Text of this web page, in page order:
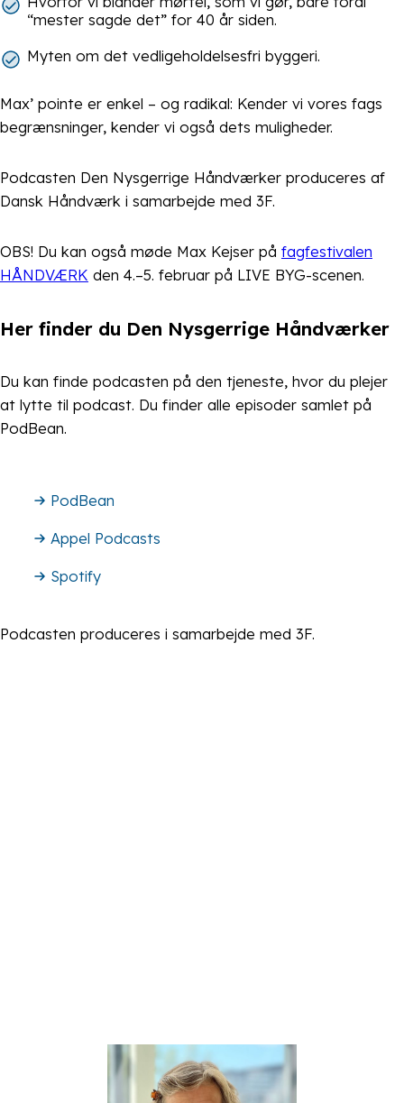
“mester sagde det” for 40 år siden.
Myten om det vedligeholdelsesfri byggeri.
Max’ pointe er enkel – og radikal: Kender vi vores fags
begrænsninger, kender vi også dets muligheder.
Podcasten Den Nysgerrige Håndværker produceres af
Dansk Håndværk i samarbejde med 3F.
OBS! Du kan også møde Max Kejser på fagfestivalen
HÅNDVÆRK den 4.–5. februar på LIVE BYG-scenen.
Her finder du Den Nysgerrige Håndværker
Du kan finde podcasten på den tjeneste, hvor du plejer
at lytte til podcast. Du finder alle episoder samlet på
PodBean.
PodBean
Appel Podcasts
Spotify
Podcasten produceres i samarbejde med 3F.